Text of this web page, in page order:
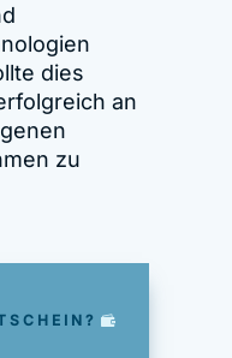
dies
an
zu